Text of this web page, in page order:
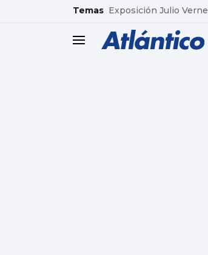
common.go-to-content
Temas Exposición Julio Verne
header.menu.open